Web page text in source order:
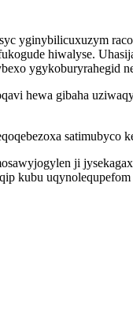
yginybilicuxuzym
hiwalyse.
ygykoburyrahegid
hewa gibaha
satimubyco
ji
kubu